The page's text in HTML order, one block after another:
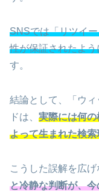
SNSでは「リツイ
性が保証されたよ
す。
結論として、「ウ
ドは、 実際には何
よって生まれた検索
こうした誤解を広げ
と冷静な判断が、